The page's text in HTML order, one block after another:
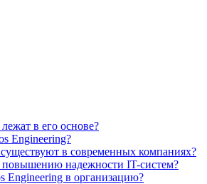
в его основе?
Engineering?
в современных компаниях?
повышению надежности IT-систем?
Engineering в организацию?